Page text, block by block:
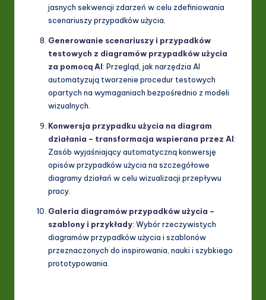
jasnych sekwencji zdarzeń w celu zdefiniowania
scenariuszy przypadków użycia.
Generowanie scenariuszy i przypadków
testowych z diagramów przypadków użycia
za pomocą AI: Przegląd, jak narzędzia AI
automatyzują tworzenie procedur testowych
opartych na wymaganiach bezpośrednio z modeli
wizualnych.
Konwersja przypadku użycia na diagram
działania – transformacja wspierana przez AI:
Zasób wyjaśniający automatyczną konwersję
opisów przypadków użycia na szczegółowe
diagramy działań w celu wizualizacji przepływu
pracy.
Galeria diagramów przypadków użycia –
szablony i przykłady: Wybór rzeczywistych
diagramów przypadków użycia i szablonów
przeznaczonych do inspirowania, nauki i szybkiego
prototypowania.